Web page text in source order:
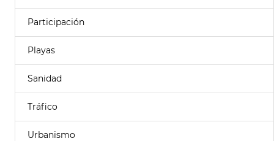
Participación
Playas
Sanidad
Tráfico
Urbanismo